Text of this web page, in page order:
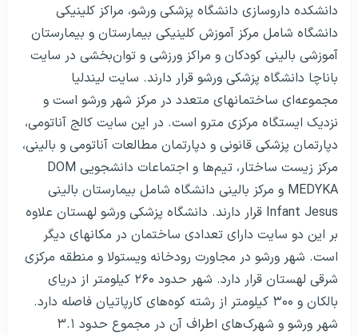
دانشکده داروسازی دانشگاه پزشکی ورشو، مراکز کلینیکی
دانشگاه شامل مرکز آموزش کلینیکی بیمارستان و بیمارستان
آموزشی بالینی کودکان و مراکز ورزشی و توان‌بخشی در سایت
باناچا دانشگاه پزشکی ورشو قرار دارند. سایت لیندلیا
مجموعه‌ای ساختمانهای متعدد در مرکز شهر ورشو است و
نزدیک ایستگاه مرکزی مترو است. در این سایت کالج آناتومی،
دپارتمان پزشکی قانونی و دپارتمان مطالعات آناتومی و بالینی،
مرکز زیست ساختار، تیم‌ها و اجتماعات دانشجویی DOM
MEDYKA و مرکز بالینی دانشگاه شامل بیمارستان بالینی
Infant Jesus قرار دارند. دانشگاه پزشکی ورشو لهستان علاوه
بر این دو سایت دارای تعدادی ساختمان در مکانهای دیگر
است. شهر ورشو در مجاورت رودخانه ویستولا و منطقه مرکزی
شرقی لهستان قرار دارد. شهر حدود ۲۶۰ کیلومتر از دریای
بالکان و ۳۰۰ کیلومتر از رشته کوه‌های کارپاتیان فاصله دارد.
شهر ورشو و شهرک‌های اطراف آن در مجموع حدود ۳.۱